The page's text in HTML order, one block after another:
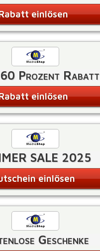
einlösen
60 Prozent Rabatt
einlösen
SALE 2025
einlösen
Geschenke